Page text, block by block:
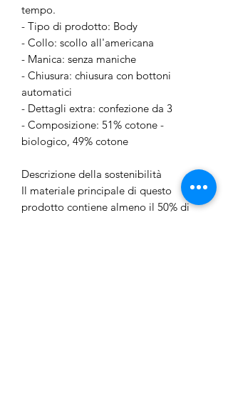
tempo.
- Tipo di prodotto: Body
- Collo: scollo all'americana
- Manica: senza maniche
- Chiusura: chiusura con bottoni
automatici
- Dettagli extra: confezione da 3
- Composizione: 51% cotone -
biologico, 49% cotone
Descrizione della sostenibilità
Il materiale principale di questo
prodotto contiene almeno il 50% di